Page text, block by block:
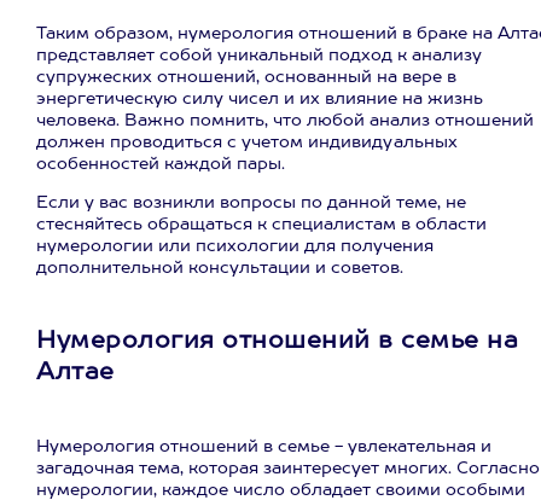
Таким образом, нумерология отношений в браке на
представляет собой уникальный подход к анализу
супружеских отношений, основанный на вере в
энергетическую силу чисел и их влияние на жизнь
человека. Важно помнить, что любой анализ отношений
должен проводиться с учетом индивидуальных
особенностей каждой пары.
Если у вас возникли вопросы по данной теме, не
стесняйтесь обращаться к специалистам в области
нумерологии или психологии для получения
дополнительной консультации и советов.
Нумерология отношений в семье на
Алтае
Нумерология отношений в семье - увлекательная и
загадочная тема, которая заинтересует многих. Согласно
нумерологии, каждое число обладает своими особыми